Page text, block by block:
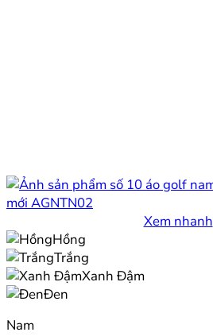
Xem nhanh
Hồng
Trắng
Xanh Đậm
Đen
Nam